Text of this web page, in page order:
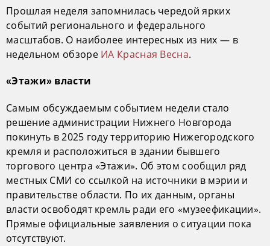
Прошлая неделя запомнилась чередой ярких
событий регионального и федерального
масштабов. О наиболее интересных из них — в
недельном обзоре ИА Красная Весна.
«Этажи» власти
Самым обсуждаемым событием недели стало
решение администрации Нижнего Новгорода
покинуть в 2025 году территорию Нижегородского
кремля и расположиться в здании бывшего
торгового центра «Этажи». Об этом сообщил ряд
местных СМИ со ссылкой на источники в мэрии и
правительстве области. По их данным, органы
власти освободят кремль ради его «музеефикации».
Прямые официальные заявления о ситуации пока
отсутствуют.